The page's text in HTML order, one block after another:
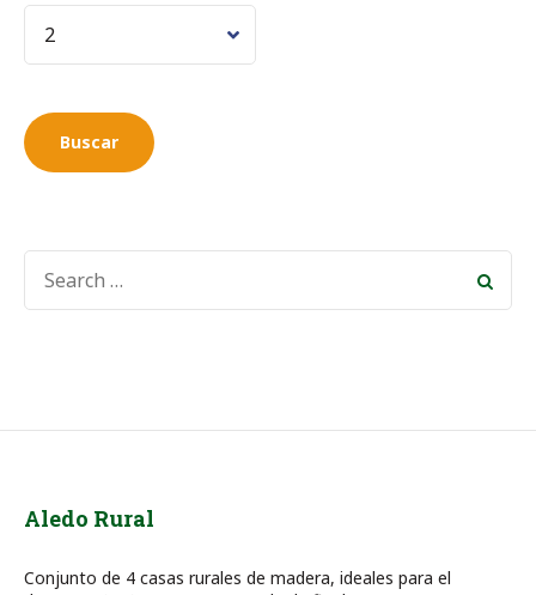
SEARCH
FOR:
Aledo Rural
Conjunto de 4 casas rurales de madera, ideales para el